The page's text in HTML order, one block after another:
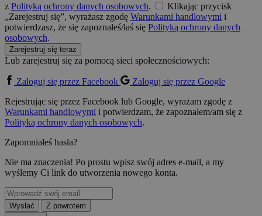
z Polityką ochrony danych osobowych.
Klikając przycisk
„Zarejestruj się”, wyrażasz zgodę Warunkami handlowymi i
potwierdzasz, że się zapoznałeś/łaś się Polityką ochrony danych
osobowych.
Zarejestruj się teraz
Lub zarejestruj się za pomocą sieci społecznościowych:
Zaloguj się przez Facebook
Zaloguj się przez Google
Rejestrując się przez Facebook lub Google, wyrażam zgodę z
Warunkami handlowymi i potwierdzam, że zapoznałem/am się z
Polityką ochrony danych osobowych.
Zapomniałeś hasła?
Nie ma znaczenia! Po prostu wpisz swój adres e-mail, a my
wyślemy Ci link do utworzenia nowego konta.
Wysłać
Z powrotem